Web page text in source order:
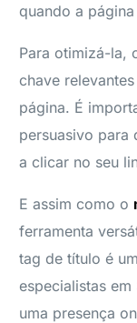
quando a
Para otimizá-la,
chave
página. É
persuasivo para
a clicar no seu
E assim como o
ferramenta
tag de título é
especialistas
uma presença